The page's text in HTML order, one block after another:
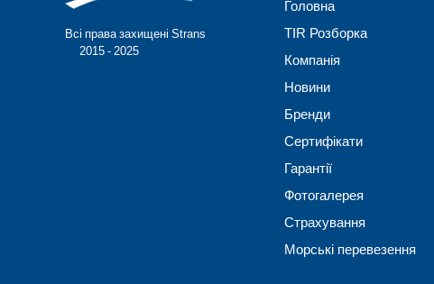
Всі права захищені Strans®
© 2015 - 2025
Головна
TIR Розборка
Компанія
Новини
Бренди
Сертифікати
Гарантії
Фотогалерея
Страхування
Морські перевезення